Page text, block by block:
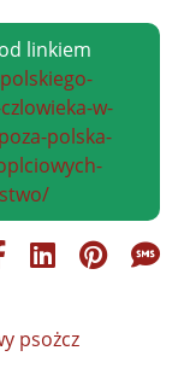
linkiem
w-
polska-
psożcz